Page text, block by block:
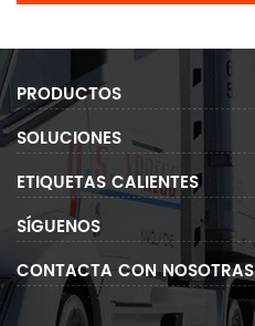
PRODUCTOS
SOLUCIONES
ETIQUETAS CALIENTES
SÍGUENOS
CONTACTA CON NOSOTRAS